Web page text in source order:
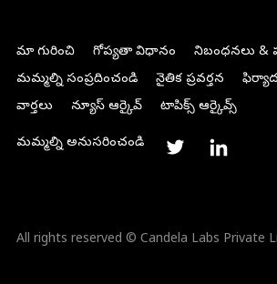
మా గురించి గోప్యతా విధానం
నిబంధనలు &
మమ్మల్ని సంప్రదించండి
నైతిక ప్రవర్తన
వార్తలు
న్యూస్ ఆర్కైవ్ టాపిక్స్ ఆర్కైవ్స్
మమ్మల్ని అనుసరించండి
All rights reserved © Candela Labs Private